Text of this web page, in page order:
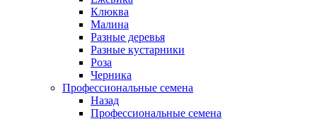
Клюква
Малина
Разные деревья
Разные кустарники
Роза
Черника
Профессиональные семена
Назад
Профессиональные семена